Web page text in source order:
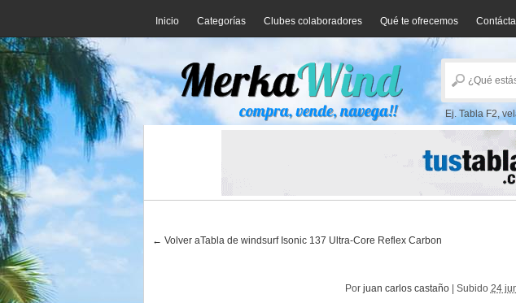
Inicio Categorías Clubes colaboradores Qué te ofrecemos
Ej. Tabla F2,
← Volver aTabla de windsurf Isonic 137 Ultra-Core Reflex Carbon
Por juan carlos castaño Subido 24